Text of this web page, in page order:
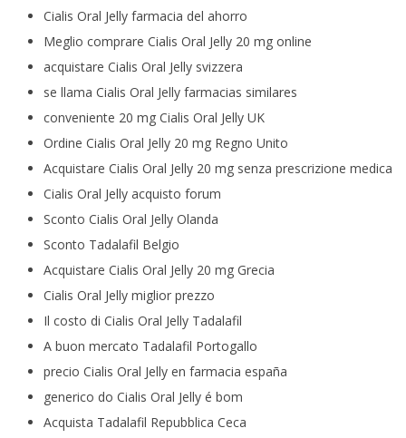
Cialis Oral Jelly farmacia del ahorro
Meglio comprare Cialis Oral Jelly 20 mg online
acquistare Cialis Oral Jelly svizzera
se llama Cialis Oral Jelly farmacias similares
conveniente 20 mg Cialis Oral Jelly UK
Ordine Cialis Oral Jelly 20 mg Regno Unito
Acquistare Cialis Oral Jelly 20 mg senza prescrizione medica
Cialis Oral Jelly acquisto forum
Sconto Cialis Oral Jelly Olanda
Sconto Tadalafil Belgio
Acquistare Cialis Oral Jelly 20 mg Grecia
Cialis Oral Jelly miglior prezzo
Il costo di Cialis Oral Jelly Tadalafil
A buon mercato Tadalafil Portogallo
precio Cialis Oral Jelly en farmacia españa
generico do Cialis Oral Jelly é bom
Acquista Tadalafil Repubblica Ceca